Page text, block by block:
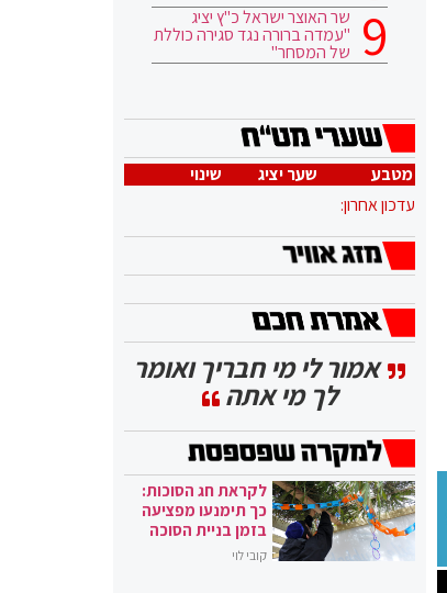
שר האוצר ישראל כ"ץ יציג
"עמדה ברורה נגד סגירה כוללת
של המסחר"
מטבע שער יציג
שינוי
עדכון אחרון:
אמור לי מי חבריך ואומר
לך מי אתה
לקראת חג הסוכות:
כך תימנעו מפציעה
בזמן בניית הסוכה
קובי לוי